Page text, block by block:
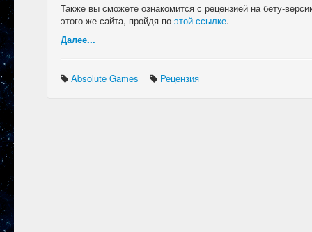
Также вы сможете ознакомится с рецензией на бету-
этого же сайта, пройдя по этой ссылке.
Далее...
Absolute Games Рецензия